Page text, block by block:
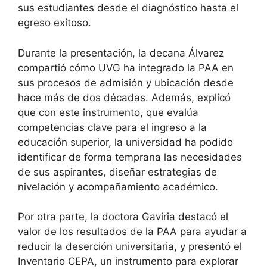
sus estudiantes desde el diagnóstico hasta el
egreso exitoso.
Durante la presentación, la decana Álvarez
compartió cómo UVG ha integrado la PAA en
sus procesos de admisión y ubicación desde
hace más de dos décadas. Además, explicó
que con este instrumento, que evalúa
competencias clave para el ingreso a la
educación superior, la universidad ha podido
identificar de forma temprana las necesidades
de sus aspirantes, diseñar estrategias de
nivelación y acompañamiento académico.
Por otra parte, la doctora Gaviria destacó el
valor de los resultados de la PAA para ayudar a
reducir la deserción universitaria, y presentó el
Inventario CEPA, un instrumento para explorar